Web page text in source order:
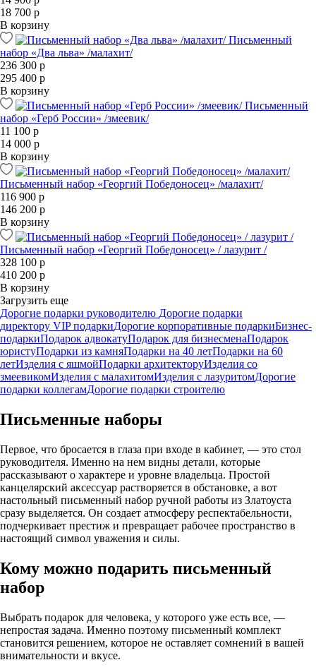
18 700 р
В корзину
Письменный
набор «Два льва» /малахит/
236 300 р
295 400 р
В корзину
Письменный
набор «Герб России» /змеевик/
11 100 р
14 000 р
В корзину
Письменный набор «Георгий Победоносец» /малахит/
116 900 р
146 200 р
В корзину
Письменный набор «Георгий Победоносец» / лазурит /
328 100 р
410 200 р
В корзину
Загрузить еще
Дорогие подарки руководителю Дорогие подарки
директору VIP подаркиДорогие корпоративные подаркиБизнес-
подаркиПодарок адвокатуПодарок для бизнесменаПодарок
юристуПодарки из камняПодарки на 40 летПодарки на 60
летИзделия с яшмойПодарки архитекторуИзделия со
змеевикомИзделия с малахитомИзделия с лазуритомДорогие
подарки коллегамДорогие подарки строителю
Письменные наборы
Первое, что бросается в глаза при входе в кабинет, — это стол
руководителя. Именно на нем видны детали, которые
рассказывают о характере и уровне владельца. Простой
канцелярский аксессуар растворяется в обстановке, а вот
настольный письменный набор ручной работы из Златоуста
сразу выделяется. Он создает атмосферу респектабельности,
подчеркивает престиж и превращает рабочее пространство в
настоящий символ уважения и силы.
Кому можно подарить письменный
набор
Выбрать подарок для человека, у которого уже есть все, —
непростая задача. Именно поэтому письменный комплект
становится решением, которое не оставляет сомнений в вашей
внимательности и вкусе.